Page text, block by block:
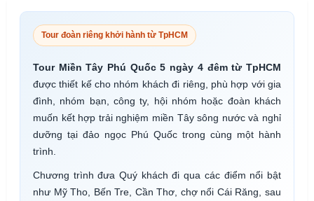
Tour đoàn riêng khởi hành từ TpHCM
Tour Miền Tây Phú Quốc 5 ngày 4 đêm từ TpHCM
được thiết kế cho nhóm khách đi riêng, phù hợp với gia
đình, nhóm bạn, công ty, hội nhóm hoặc đoàn khách
muốn kết hợp trải nghiệm miền Tây sông nước và nghỉ
dưỡng tại đảo ngọc Phú Quốc trong cùng một hành
trình.
Chương trình đưa Quý khách đi qua các điểm nổi bật
như Mỹ Tho, Bến Tre, Cần Thơ, chợ nổi Cái Răng, sau